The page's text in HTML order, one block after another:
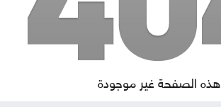
هذه الصفحة غير موجودة